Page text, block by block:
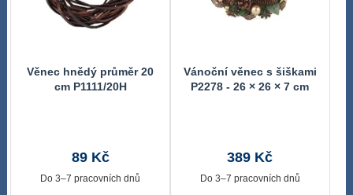
Věnec hnědý průměr 20
cm P1111/20H
89 Kč
Do 3–7 pracovních dnů
Vánoční věnec s šiškami
P2278 - 26 × 26 × 7 cm
389 Kč
Do 3–7 pracovních dnů